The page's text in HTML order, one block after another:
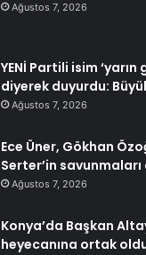
Ağustos 7, 2026
YENİ Partili isim
diyerek duyurdu:
Ağustos 7, 2026
Ece Üner, Gökhan
Serter’in savunmaları
Ağustos 7, 2026
Konya’da Başkan
heyecanına ortak